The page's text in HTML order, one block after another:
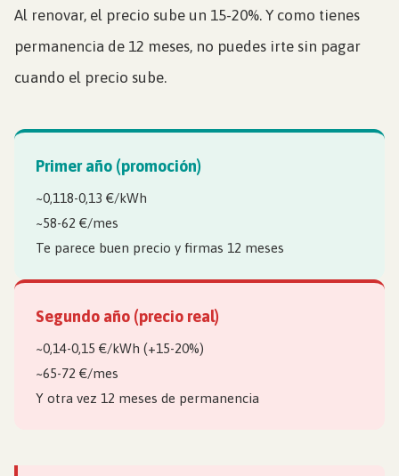
Al renovar, el precio sube un 15-20%. Y como tienes
permanencia de 12 meses, no puedes irte sin pagar
cuando el precio sube.
Primer año (promoción)
~0,118-0,13 €/kWh
~58-62 €/mes
Te parece buen precio y firmas 12 meses
Segundo año (precio real)
~0,14-0,15 €/kWh (+15-20%)
~65-72 €/mes
Y otra vez 12 meses de permanencia